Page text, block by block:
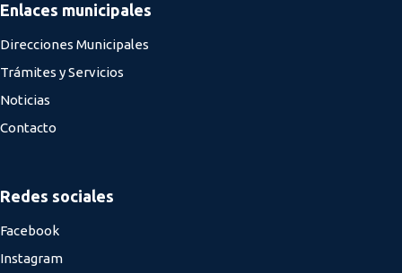
Enlaces municipales
Direcciones Municipales
Trámites y Servicios
Noticias
Contacto
Redes sociales
Facebook
Instagram